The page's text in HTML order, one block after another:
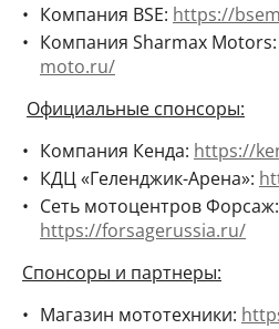
Компания BSE: https://
Компания Sharmax Motors:
moto.ru/
Официальные спонсоры:
Компания Кенда: https://
КДЦ «Геленджик-Арена»:
Сеть мотоцентров Форсаж:
https://forsagerussia.ru/
Спонсоры и партнеры:
Магазин мототехники: